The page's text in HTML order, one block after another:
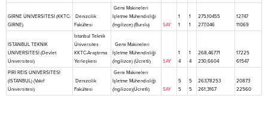
GİRNE ÜNİVERSİTESİ (KKTC-
GİRNE)
Denizcilik
Fakültesi
Gemi Makineleri
İşletme Mühendisliği
(İngilizce) (Burslu)
SAY
1
1
1
1
275,10455
277,046
12747
11069
İSTANBUL TEKNİK
ÜNİVERSİTESİ (Devlet
Üniversitesi)
İstanbul Teknik
Üniversites
KKTC-Araştırma
Yerleşkesi
Gemi Makineleri
İşletme Mühendisliği
(İngilizce) (Ücretli)
SAY
1
4
1
4
268,46771
230,6604
17225
61547
PİRİ REİS ÜNİVERSİTESİ
(İSTANBUL) (Vakıf
Üniversitesi)
Denizcilik
Fakültesi
Gemi Makineleri
İşletme Mühendisliği
(İngilizce)(Ücretli)
SAY
5
5
5
5
263,78253
261,3167
20873
22560